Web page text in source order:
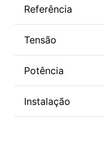
Referência
Tensão
Potência
Instalação